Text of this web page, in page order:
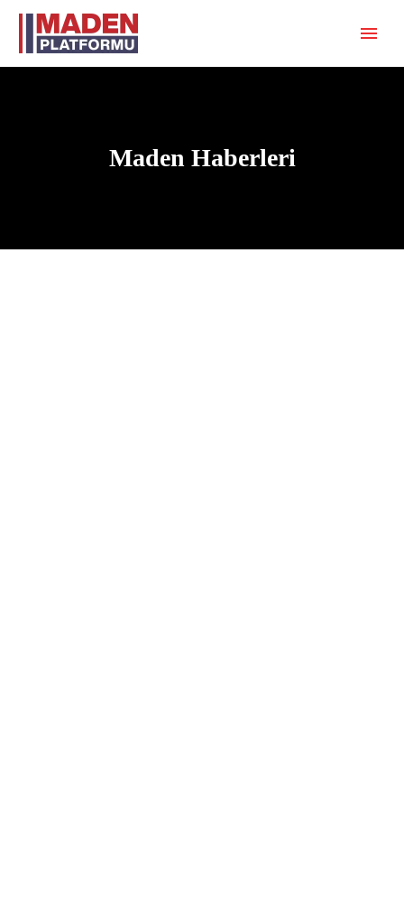
Maden Haberleri